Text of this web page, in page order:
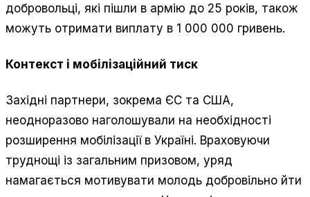
добровольці, які пішли в армію до 25 років, також
можуть отримати виплату в 1 000 000 гривень.
Контекст і мобілізаційний тиск
Західні партнери, зокрема ЄС та США,
неодноразово наголошували на необхідності
розширення мобілізації в Україні. Враховуючи
труднощі із загальним призовом, уряд
намагається мотивувати молодь добровільно йти